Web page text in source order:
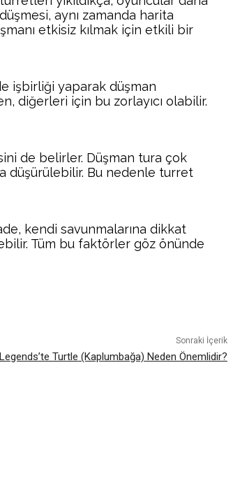
aynı zamanda harita
etkisiz kılmak için etkili bir
işbirliği yaparak düşman
diğerleri için bu zorlayıcı olabilir.
de belirler. Düşman tura çok
düşürülebilir. Bu nedenle turret
kendi savunmalarına dikkat
Tüm bu faktörler göz önünde
Sonraki İçerik
Turtle (Kaplumbağa) Neden Önemlidir?